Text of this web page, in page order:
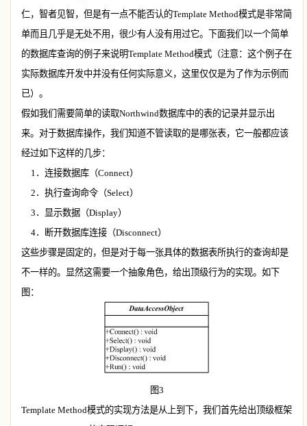
仁，智者见智，但是有一点不能否认的Template Method模式是非常简
单而且几乎是无处不用，很少有人没有用过它。下面我们以一个简单
的数据库查询的例子来说明Template Method模式（注意：这个例子在
实际数据库开发中并没有任何实际意义，这里仅仅是为了作为示例而
已）。
假如我们需要简单的读取Northwind数据库中的表的记录并显示出
来。对于数据库操作，我们知道不管读取的是哪张表，它一般都应该
经过如下这样的几步：
1 ．连接数据库（Connect）
2 ．执行查询命令（Select）
3 ．显示数据（Display）
4．断开数据库连接（Disconnect）
这些步骤是固定的，但是对于每一张具体的数据表所执行的查询却是
不一样的。显然这需要一个抽象角色，给出顶级行为的实现。如下
图：
图3
Template Method模式的实现方法是从上到下，我们首先给出顶级框架